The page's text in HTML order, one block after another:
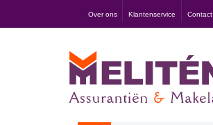
Over ons Klantenservice Contact